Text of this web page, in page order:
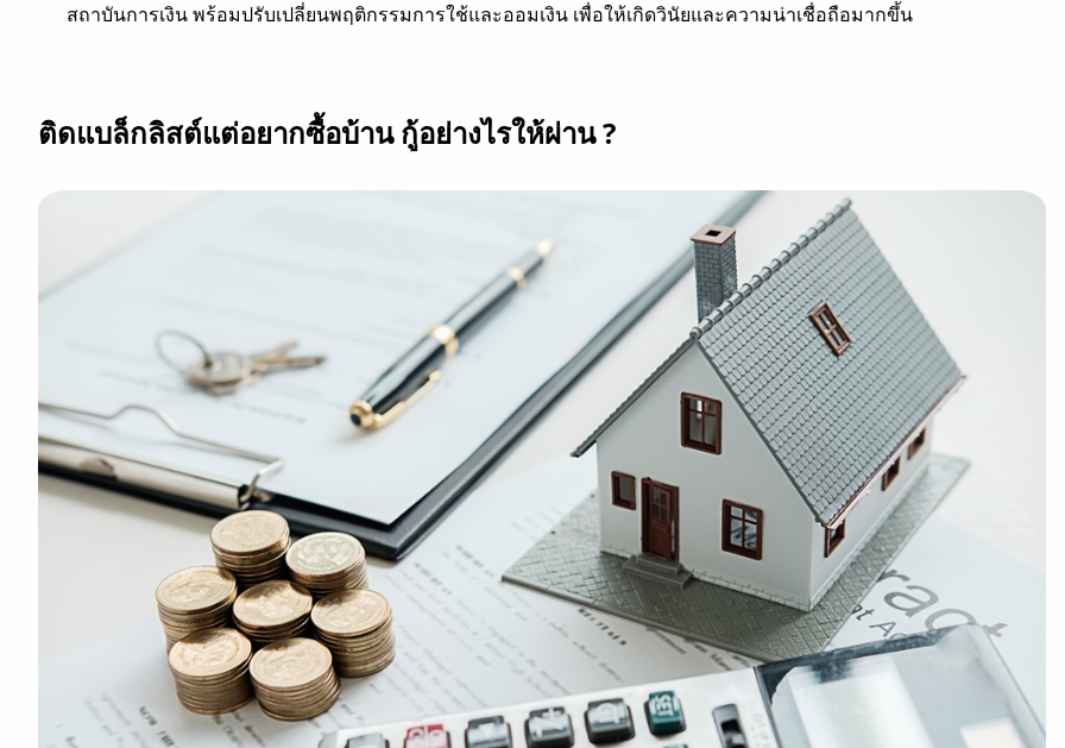
สถาบันการเงิน พร้อมปรับเปลี่ยนพฤติกรรมการใช้และออมเงิน เพื่อให้เกิดวินัยและความน่าเชื่อถือมากขึ้น
ติดแบล็กลิสต์แต่อยากซื้อบ้าน กู้อย่างไรให้ผ่าน ?